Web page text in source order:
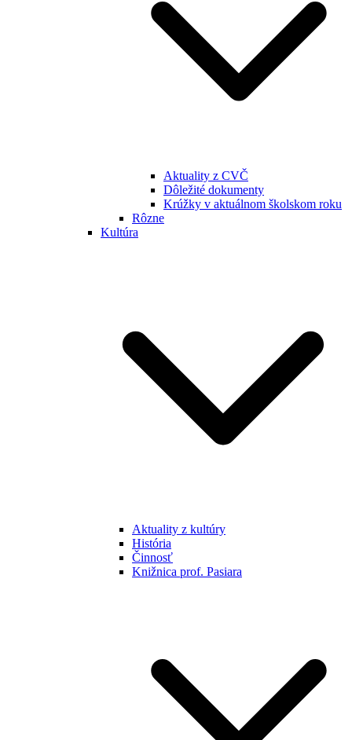
Aktuality z CVČ
Dôležité dokumenty
Krúžky v aktuálnom školskom roku
Rôzne
Kultúra
Aktuality z kultúry
História
Činnosť
Knižnica prof. Pasiara